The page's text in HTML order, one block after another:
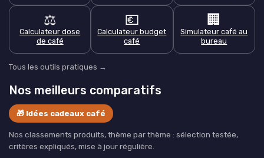
⚖️
Calculateur dose
de café
💶
Calculateur budget
café
🏢
Simulateur café au
bureau
Tous les outils pratiques →
Nos meilleurs comparatifs
🎁 Idées cadeaux café
Nos classements produits, thème par thème : sélection testée,
critères expliqués, mise à jour régulière.